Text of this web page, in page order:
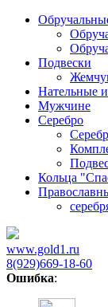
Подвески
Нательные
Мужчине
Серебро
Кольца
www.gold1.ru
8(929)669-18-60
Ошибка: